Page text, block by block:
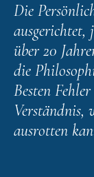
Die
ausgerichtet,
über 20
die
Besten
Verständnis,
ausrotten